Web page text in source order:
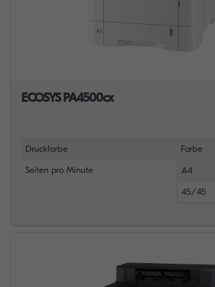
ECOSYS PA4500cx
Druckfarbe Farbe
Seiten pro Minute A4
45/45